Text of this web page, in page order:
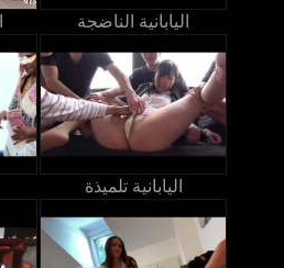
اليابانية الناضجة
اليابانية تلميذة